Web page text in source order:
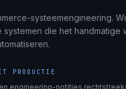
systeemengineering.
systemen die het handmatige
PRODUCTIE
engineering-notities